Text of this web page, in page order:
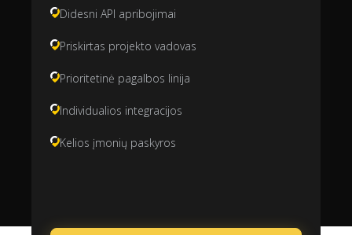
Didesni API apribojimai
Priskirtas projekto vadovas
Prioritetinė pagalbos linija
Individualios integracijos
Kelios įmonių paskyros